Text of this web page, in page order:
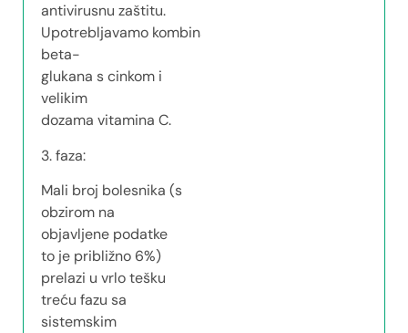
antivirusnu zaštitu.
Upotrebljavamo kombinaciju
beta-
glukana s cinkom i
velikim
dozama vitamina C.
3. faza:
Mali broj bolesnika (s
obzirom na
objavljene podatke
to je približno 6%)
prelazi u vrlo tešku
treću fazu sa
sistemskim